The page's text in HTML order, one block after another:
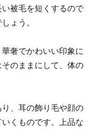
被毛を短くするので
ょう。
奢でかわいい印象に
のままにして、体の
、耳の飾り毛や顔の
くものです。上品な